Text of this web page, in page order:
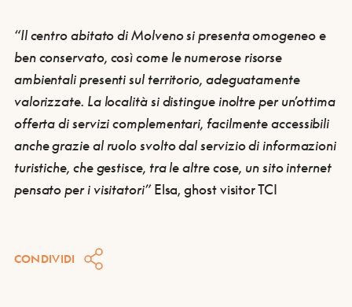
“Il centro abitato di Molveno si presenta omogeneo e
ben conservato, così come lenumerose risorse
ambientali presenti sul territorio, adeguatamente
valorizzate. La località si distingue inoltre per un’ottima
offerta di servizi complementari, facilmente accessibili
anche grazie al ruolo svolto dal servizio di informazioni
turistiche, che gestisce, tra le altre cose, un sito internet
pensato per i visitatori”Elsa, ghost visitor TCI
CONDIVIDI